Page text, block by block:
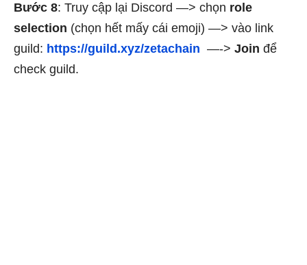
Bước 8: Truy cập lại Discord —> chọn role
selection (chọn hết mấy cái emoji) —> vào link
guild: https://guild.xyz/zetachain —-> Join để
check guild.